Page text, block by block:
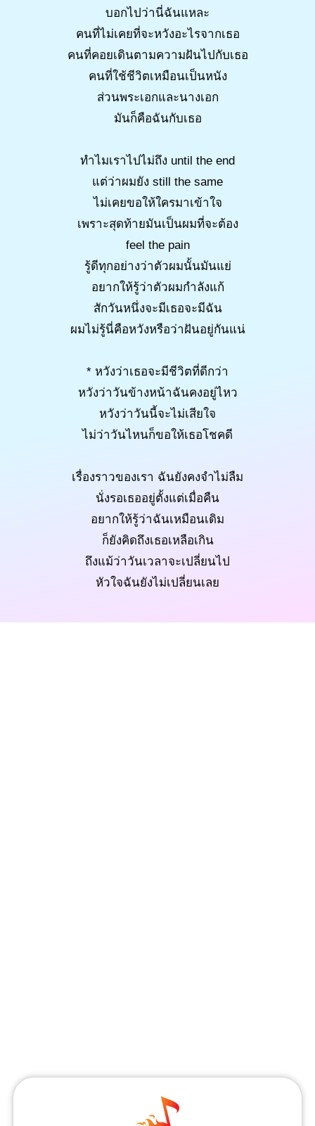
บอกไปว่านี่ฉันแหละ
คนที่ไม่เคยที่จะหวังอะไรจากเธอ
คนที่คอยเดินตามความฝันไปกับเธอ
คนที่ใช้ชีวิตเหมือนเป็นหนัง
ส่วนพระเอกและนางเอก
มันก็คือฉันกับเธอ
ทำไมเราไปไม่ถึง until the end
แต่ว่าผมยัง still the same
ไม่เคยขอให้ใครมาเข้าใจ
เพราะสุดท้ายมันเป็นผมที่จะต้อง
feel the pain
รู้ดีทุกอย่างว่าตัวผมนั้นมันแย่
อยากให้รู้ว่าตัวผมกำลังแก้
สักวันหนึ่งจะมีเธอจะมีฉัน
ผมไม่รู้นี่คือหวังหรือว่าฝันอยู่กันแน่
* หวังว่าเธอจะมีชีวิตที่ดีกว่า
หวังว่าวันข้างหน้าฉันคงอยู่ไหว
หวังว่าวันนี้จะไม่เสียใจ
ไม่ว่าวันไหนก็ขอให้เธอโชคดี
เรื่องราวของเรา ฉันยังคงจำไม่ลืม
นั่งรอเธออยู่ตั้งแต่เมื่อคืน
อยากให้รู้ว่าฉันเหมือนเดิม
ก็ยังคิดถึงเธอเหลือเกิน
ถึงแม้ว่าวันเวลาจะเปลี่ยนไป
หัวใจฉันยังไม่เปลี่ยนเลย